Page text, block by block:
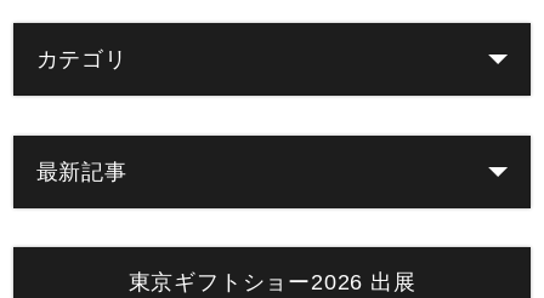
カテゴリ
最新記事
東京ギフトショー2026 出展